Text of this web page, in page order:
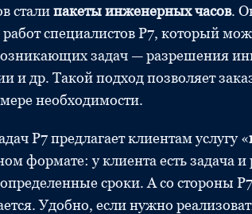
сталипакеты инженерных часов.
специалистов Р7, который
задач — разрешения
и др. Такой подход позволяет
необходимости.
Р7 предлагает клиентам услугу «
формате: у клиента есть задача
сроки. А со стороны
Удобно, если нужно